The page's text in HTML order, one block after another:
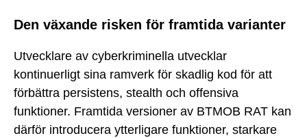
Den växande risken för framtida varianter
Utvecklare av cyberkriminella utvecklar
kontinuerligt sina ramverk för skadlig kod för att
förbättra persistens, stealth och offensiva
funktioner. Framtida versioner av BTMOB RAT kan
därför introducera ytterligare funktioner, starkare